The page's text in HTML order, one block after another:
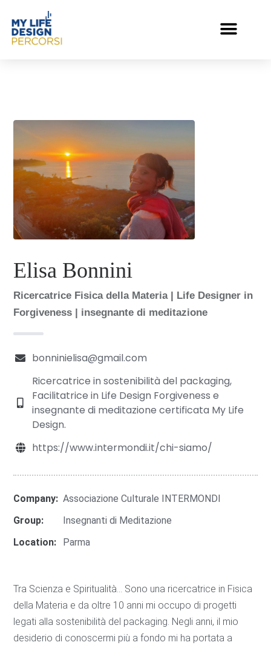
Elisa Bonnini
Ricercatrice Fisica della Materia | Life Designer in
Forgiveness | insegnante di meditazione
bonninielisa@gmail.com
Ricercatrice in sostenibilità del packaging,
Facilitatrice in Life Design Forgiveness e
insegnante di meditazione certificata My Life
Design.
https://www.intermondi.it/chi-siamo/
Company: Associazione Culturale INTERMONDI
Group:
Insegnanti di Meditazione
Location:
Parma
Tra Scienza e Spiritualità… Sono una ricercatrice in Fisica
della Materia e da oltre 10 anni mi occupo di progetti
legati alla sostenibilità del packaging. Negli anni, il mio
desiderio di conoscermi più a fondo mi ha portata a